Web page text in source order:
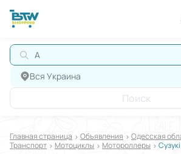
АВ
Вся Украина
Поиск
Главная страница Oбъявления Одесская
Транспорт
Мотоциклы Мотороллеры